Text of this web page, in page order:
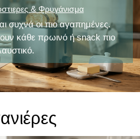
& Φρυγάνισμα
συχνά οι πιο αγαπημένες.
κάθε πρωινό ή snack πιο